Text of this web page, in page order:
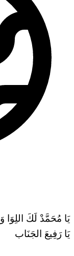
يَا مُحَمَّدْ لَكَ اللِوَا
يَا رَفِيعَ الجَنَاب